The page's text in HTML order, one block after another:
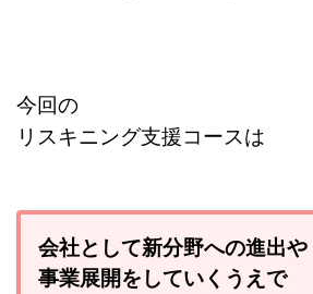
今回の
リスキニング支援コースは
会社として新分野への進出や
事業展開をしていくうえで